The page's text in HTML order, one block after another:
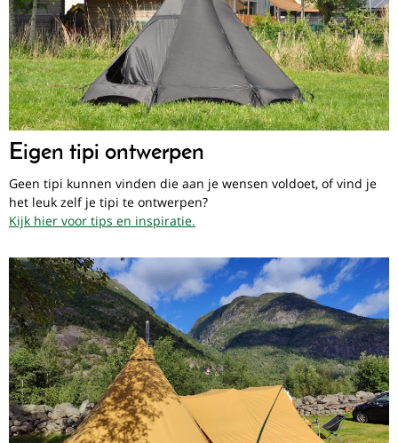
Eigen tipi ontwerpen
Geen tipi kunnen vinden die aan je wensen voldoet, of vind je
het leuk zelf je tipi te ontwerpen?
Kijk hier voor tips en inspiratie.